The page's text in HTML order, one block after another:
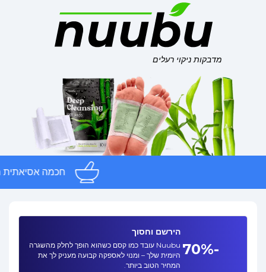
מדבקות ניקוי רעלים
חכמה אסיאתית
-70%
הירשם וחסוך
Nuubu עובד כמו קסם כשהוא הופך לחלק מהשגרה
היומית שלך – ומנוי לאספקה קבועה מעניק לך את
המחיר הטוב ביותר.